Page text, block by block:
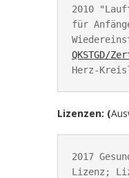
2010
für
QKSTGD/
Herz-
Lizenzen: (
2017
Lizenz;